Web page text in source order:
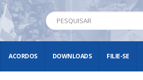
ACORDOS DOWNLOADS FILIE-SE